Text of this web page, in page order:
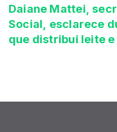
Daiane Mattei,
Social, esclarece
que distribui leite